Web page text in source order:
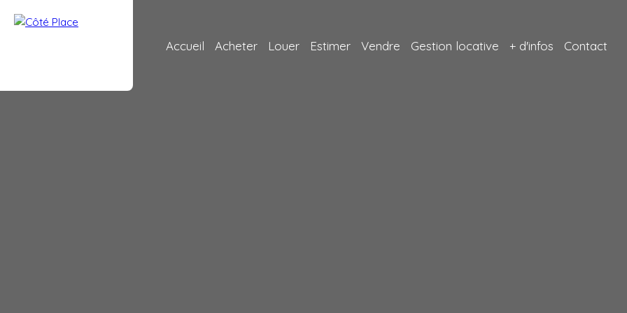
Accueil Acheter Louer Estimer Vendre Gestion locative + d'infos Contact